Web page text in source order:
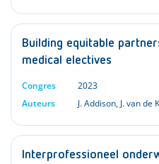
Building equitable
medical electives
Congres
2023
Auteurs
J. Addison, J. van de
Interprofessioneel